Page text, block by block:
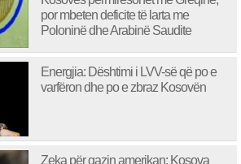
por mbeten deficite të larta me
Poloninë dhe Arabinë Saudite
Energjia: Dështimi i LVV-së që po e
varfëron dhe po e zbraz Kosovën
Zeka për gazin amerikan: Kosova